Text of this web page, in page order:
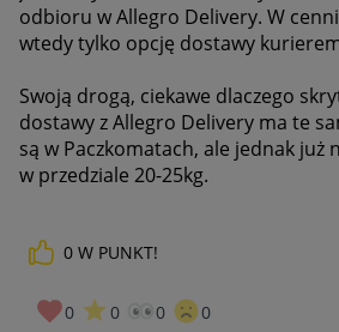
odbioru w Allegro Delivery. W
wtedy tylko opcję dostawy
Swoją drogą, ciekawe dlaczego
dostawy z Allegro Delivery ma te
są w Paczkomatach, ale jednak już
w przedziale 20-25kg.
0 W PUNKT!
0 0 0 0